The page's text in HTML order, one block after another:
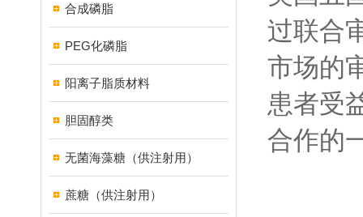
合成磷脂
PEG化磷脂
阳离子脂质材料
胆固醇类
无菌海藻糖（供注射用）
蔗糖（供注射用）
过联合
市场的
患者受
合作的